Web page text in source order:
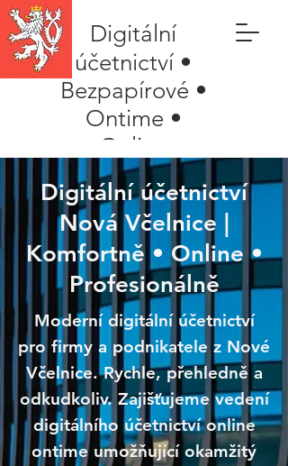
Digitální
účetnictví •
Bezpapírové •
Ontime •
Online
Digitální účetnictví
Nová Včelnice |
Komfortně • Online •
Profesionálně
Moderní digitální účetnictví
pro firmy a podnikatele z Nové
Včelnice. Rychle, přehledně a
odkudkoliv. Zajišťujeme vedení
digitálního účetnictví online
ontime umožňující okamžitý